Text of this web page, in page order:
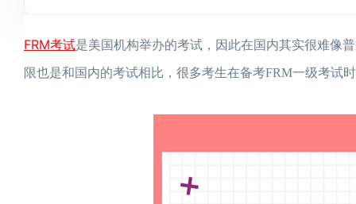
FRM考试是美国机构举办的考试，因此在国内其实很难像
限也是和国内的考试相比，很多考生在备考FRM一级考试